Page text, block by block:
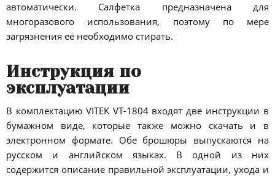
автоматически. Салфетка предназначена для
многоразового использования, поэтому по мере
загрязнения её необходимо стирать.
Инструкция по
эксплуатации
В комплектацию VITEK VT-1804 входят две инструкции в
бумажном виде, которые также можно скачать и в
электронном формате. Обе брошюры выпускаются на
русском и английском языках. В одной из них
содержится описание правильной эксплуатации, ухода и